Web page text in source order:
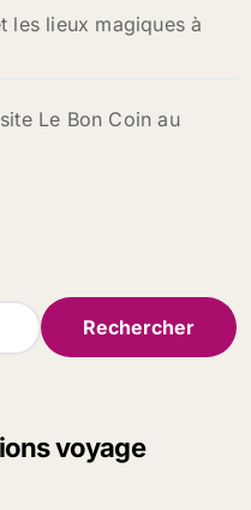
les lieux magiques à
Le Bon Coin au
voyage